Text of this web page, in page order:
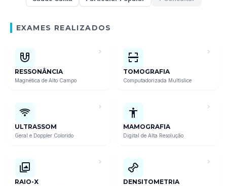
EXAMES REALIZADOS
RESSONÂNCIA
Magnética de Alto Campo
TOMOGRAFIA
Computadorizada Multislice
ULTRASSOM
Geral e Doppler Colorido
MAMOGRAFIA
Digital de Alta Resolução
RAIO-X DENSITOMETRIA